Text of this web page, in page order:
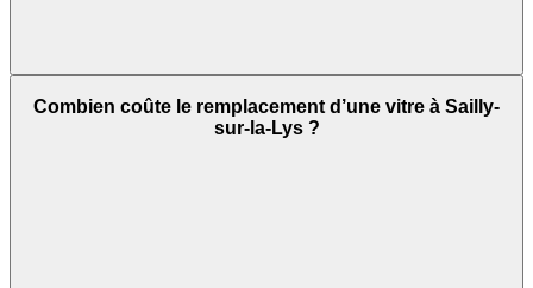
Combien coûte le remplacement d’une vitre à Sailly-
sur-la-Lys ?